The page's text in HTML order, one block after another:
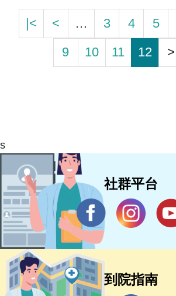
|< < … 3 4 5
9
10 11 12 >
s
社群平台
到院指南